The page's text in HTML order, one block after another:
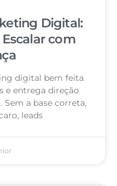
Digital:
com
digital bem feita
e entrega direção
Sem a base correta,
leads